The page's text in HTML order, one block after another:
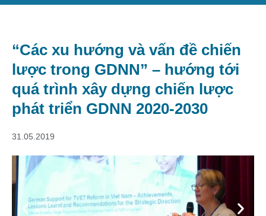
“Các xu hướng và vấn đề chiến
lược trong GDNN” – hướng tới
quá trình xây dựng chiến lược
phát triển GDNN 2020-2030
31.05.2019
Previous Next